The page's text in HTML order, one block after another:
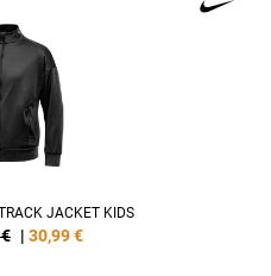
JACKET KIDS
| 30,99€